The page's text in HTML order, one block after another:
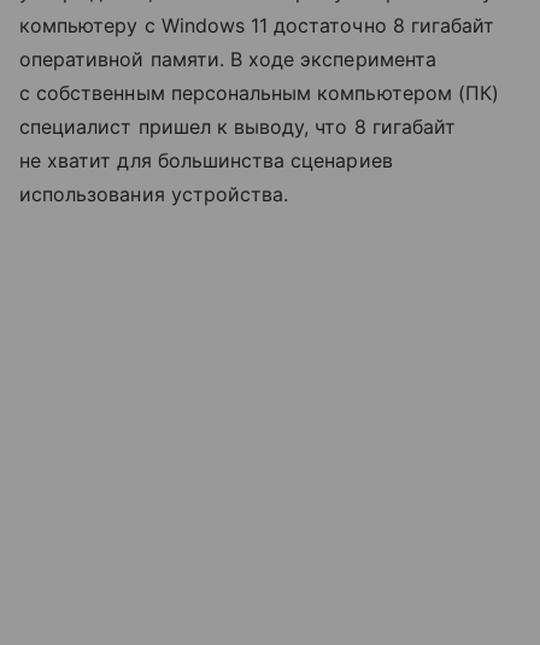
компьютеру с Windows 11 достаточно 8 гигабайт
оперативной памяти. В ходе эксперимента
с собственным персональным компьютером (ПК)
специалист пришел к выводу, что 8 гигабайт
не хватит для большинства сценариев
использования устройства.